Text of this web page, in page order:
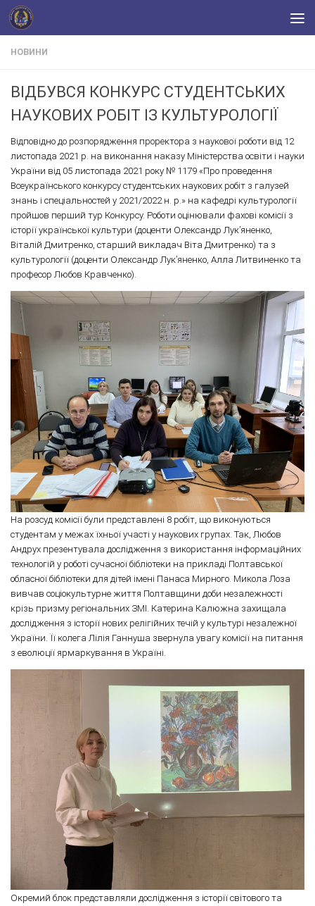
Skip to content
НОВИНИ
ВІДБУВСЯ КОНКУРС СТУДЕНТСЬКИХ
НАУКОВИХ РОБІТ ІЗ КУЛЬТУРОЛОГІЇ
Відповідно до розпорядження проректора з наукової роботи від 12
листопада 2021 р. на виконання наказу Міністерства освіти і науки
України від 05 листопада 2021 року № 1179 «Про проведення
Всеукраїнського конкурсу студентських наукових робіт з галузей
знань і спеціальностей у 2021/2022 н. р.» на кафедрі культурології
пройшов перший тур Конкурсу. Роботи оцінювали фахові комісії з
історії української культури (доценти Олександр Лук’яненко,
Віталій Дмитренко, старший викладач Віта Дмитренко) та з
культурології (доценти Олександр Лук’яненко, Алла Литвиненко та
професор Любов Кравченко).
На розсуд комісії були представлені 8 робіт, що виконуються
студентам у межах їхньої участі у наукових групах. Так, Любов
Андрух презентувала дослідження з використання інформаційних
технологій у роботі сучасної бібліотеки на прикладі Полтавської
обласної бібліотеки для дітей імені Панаса Мирного. Микола Лоза
вивчав соціокультурне життя Полтавщини доби незалежності
крізь призму регіональних ЗМІ. Катерина Калюжна захищала
дослідження з історії нових релігійних течій у культурі незалежної
України. Її колега Лілія Ганнуша звернула увагу комісії на питання
з еволюції ярмаркування в Україні.
Окремий блок представляли дослідження з історії світового та